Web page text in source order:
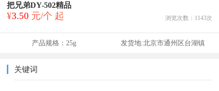
把兄弟DY-502精品
¥3.50 元/个 起 浏览次数： 1143次
产品规格：25g 发货地:北京市通州区台湖镇
关键词